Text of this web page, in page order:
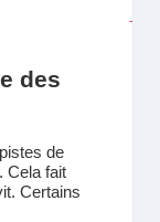
des
de
Cela fait
Certains